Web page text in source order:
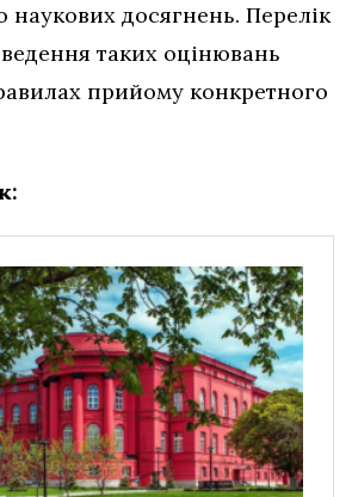
наукових досягнень. Перелік
таких оцінювань
прийому конкретного